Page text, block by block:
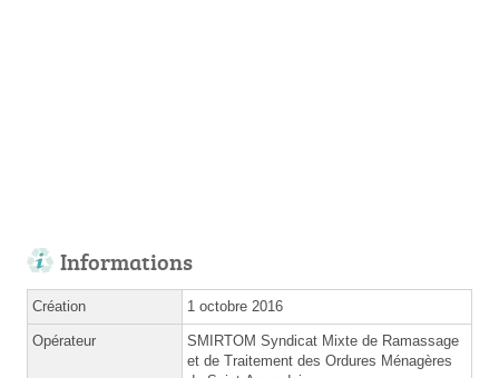
Informations
Création 1 octobre 2016
Opérateur
SMIRTOM Syndicat Mixte de Ramassage
et de Traitement des Ordures Ménagères